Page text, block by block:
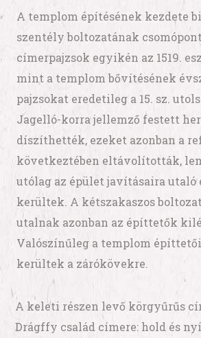
A templom építésének kezdete
szentély boltozatának
címerpajzsok egyikén az 1519.
mint a templom bővítésének
pajzsokat eredetileg a 15. sz.
Jagelló-korra jellemző festett
díszíthették, ezeket azonban a
következtében eltávolították,
utólag az épület javításaira utaló
kerültek. A kétszakaszos
utalnak azonban az építtetők
Valószínűleg a templom
kerültek a zárókövekre.
A keleti részen levő körgyűrűs
Drágffy család címere: hold és